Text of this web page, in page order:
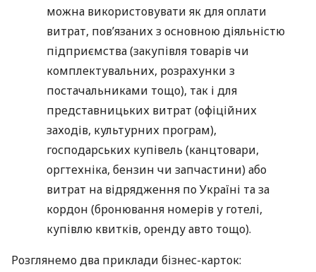
можна використовувати як для оплати
витрат, пов’язаних з основною діяльністю
підприємства (закупівля товарів чи
комплектувальних, розрахунки з
постачальниками тощо), так і для
представницьких витрат (офіційних
заходів, культурних програм),
господарських купівель (канцтовари,
оргтехніка, бензин чи запчастини) або
витрат на відрядження по Україні та за
кордон (бронювання номерів у готелі,
купівлю квитків, оренду авто тощо).
Розглянемо два приклади бізнес-карток: